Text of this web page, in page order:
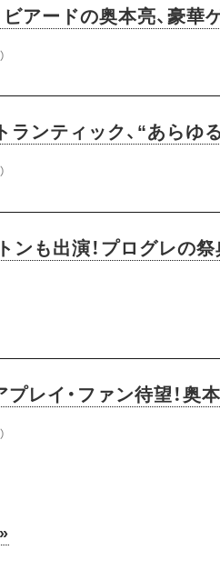
ビアードの奥本亮、豪
ランティック、“あら
ンも出演！プログレの
レイ・ファン待望！